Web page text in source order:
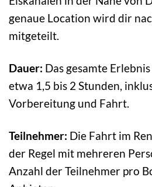
genaue Location wird dir
mitgeteilt.
Dauer: Das gesamte
etwa 1,5 bis 2 Stunden,
Vorbereitung und Fahrt.
Teilnehmer: Die Fahrt im
der Regel mit mehreren
Anzahl der Teilnehmer pro